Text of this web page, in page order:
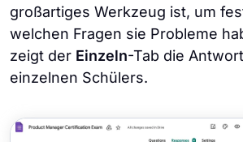
großartiges Werkzeug ist, um
welchen Fragen sie Probleme
zeigt der Einzeln-Tab die
einzelnen Schülers.